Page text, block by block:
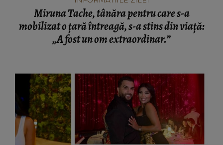
Miruna Tache, tânăra pentru care s-a
mobilizat o țară întreagă, s-a stins din viață:
„A fost un om extraordinar.”